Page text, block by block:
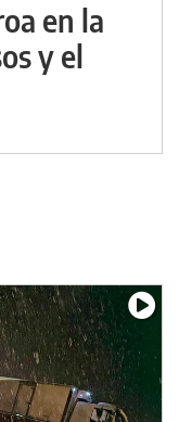
en la
y el